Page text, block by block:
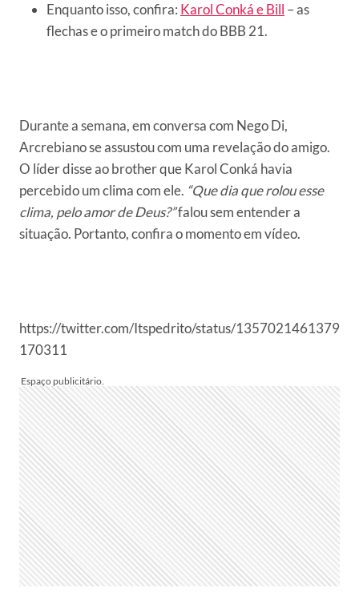
Enquanto isso, confira: Karol Conká e Bill – as
flechas e o primeiro match do BBB 21.
Durante a semana, em conversa com Nego Di,
Arcrebiano se assustou com uma revelação do amigo.
O líder disse ao brother que Karol Conká havia
percebido um clima com ele. “Que dia que rolou esse
clima, pelo amor de Deus?”falou sem entender a
situação. Portanto, confira o momento em vídeo.
https://twitter.com/Itspedrito/status/1357021461379
170311